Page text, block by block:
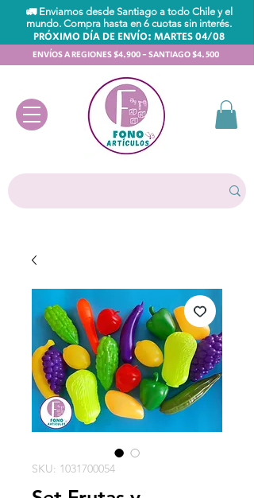
🚛 Enviamos desde Santiago a todo Chile y el
mundo. Compra hasta en 6 cuotas sin interés.
PRÓXIMO DÍA DE ENVÍO: MARTES 04/08
ENVÍOS A REGIONES $4.900 - SANTIAGO $4.500
SKU: 1031700054